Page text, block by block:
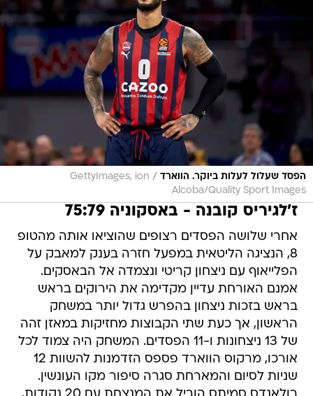
הפסד שעלול לעלות ביוקר. הווארד /
GettyImages, ion
Alcoba/Quality Sport Images
ז'לגיריס קובנה - באסקוניה 75:79
אחרי שלושה הפסדים רצופים שהוציאו אותה מהטופ
8, הנציגה הליטאית במפעל חזרה בענק למאבק על
הפלייאוף עם ניצחון קריטי ונצמדה אל הבאסקים.
אמנם האורחת עדיין מקדימה את הירוקים בראש
בראש בזכות ניצחון בהפרש גדול יותר במשחק
הראשון, אך כעת שתי הקבוצות מחזיקות במאזן זהה
של 13 ניצחונות ו-11 הפסדים. המשחק היה צמוד לכל
אורכו, מרקוס הווארד פספס הזדמנות להשוות 12
שניות לסיום והמארחת סגרה סיפור מקו העונשין.